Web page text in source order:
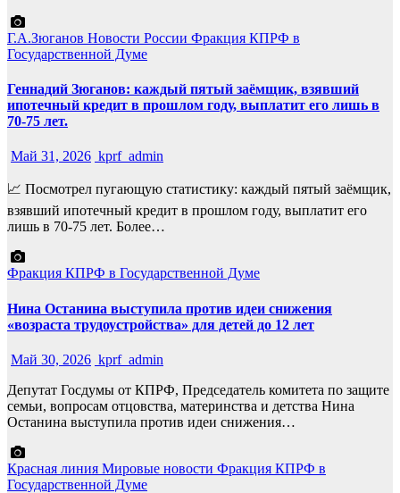
Г.А.Зюганов Новости России Фракция КПРФ в
Государственной Думе
Геннадий Зюганов: каждый пятый заёмщик, взявший
ипотечный кредит в прошлом году, выплатит его лишь в
70-75 лет.
Май 31, 2026 kprf_admin
📈 Посмотрел пугающую статистику: каждый пятый заёмщик,
взявший ипотечный кредит в прошлом году, выплатит его
лишь в 70-75 лет. Более…
Фракция КПРФ в Государственной Думе
Нина Останина выступила против идеи снижения
«возраста трудоустройства» для детей до 12 лет
Май 30, 2026 kprf_admin
Депутат Госдумы от КПРФ, Председатель комитета по защите
семьи, вопросам отцовства, материнства и детства Нина
Останина выступила против идеи снижения…
Красная линия Мировые новости Фракция КПРФ в
Государственной Думе